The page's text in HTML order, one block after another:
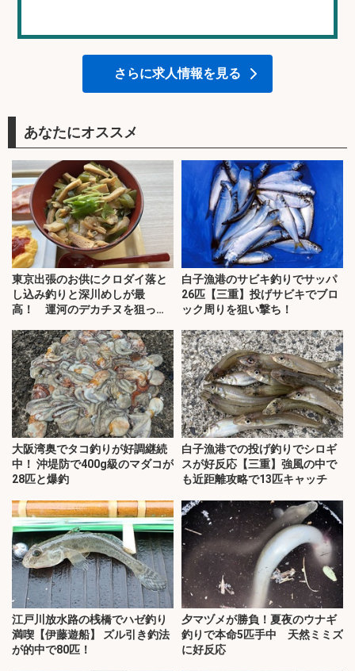
さらに求人情報を見る
あなたにオススメ
東京出張のお供にクロダイ落と
し込み釣りと深川めしが最
高！ 運河のデカチヌを狙って
白子漁港のサビキ釣りでサッパ
26匹【三重】投げサビキでブロ
ック周りを狙い撃ち！
大阪湾奥でタコ釣りが好調継続
中！ 沖堤防で400g級のマダコが
28匹と爆釣
白子漁港での投げ釣りでシロギ
スが好反応【三重】強風の中で
も近距離攻略で13匹キャッチ
江戸川放水路の桟橋でハゼ釣り
満喫【伊藤遊船】 ズル引き釣法
が的中で80匹！
夕マヅメが勝負！夏夜のウナギ
釣りで本命5匹手中 天然ミミズ
に好反応